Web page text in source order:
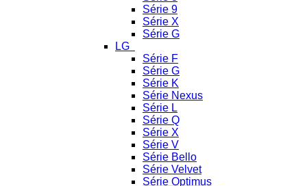
Série 9
Série X
Série G
LG
Série F
Série G
Série K
Série Nexus
Série L
Série Q
Série X
Série V
Série Bello
Série Velvet
Série Optimus